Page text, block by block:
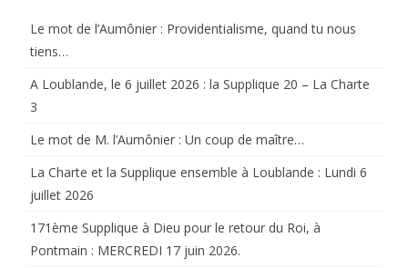
Le mot de l’Aumônier : Providentialisme, quand tu nous
tiens…
A Loublande, le 6 juillet 2026 : la Supplique 20 – La Charte
3
Le mot de M. l’Aumônier : Un coup de maître…
La Charte et la Supplique ensemble à Loublande : Lundi 6
juillet 2026
171ème Supplique à Dieu pour le retour du Roi, à
Pontmain : MERCREDI 17 juin 2026.